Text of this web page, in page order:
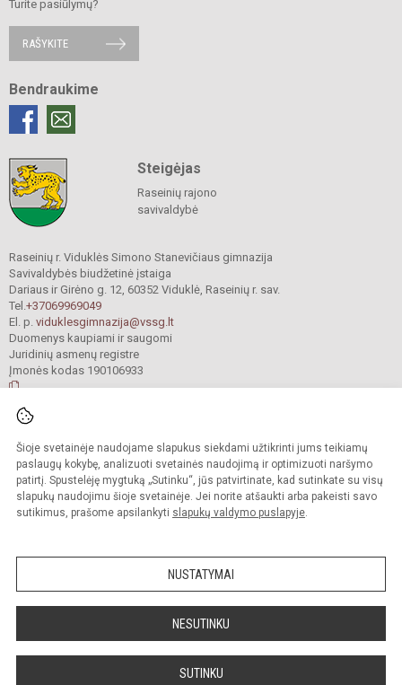
Šioje svetainėje naudojame slapukus siekdami užtikrinti jums teikiamų
paslaugų kokybę, analizuoti svetainės naudojimą ir optimizuoti naršymo
patirtį. Spustelėję mygtuką „Sutinku“, jūs patvirtinate, kad sutinkate su visų
slapukų naudojimu šioje svetainėje. Jei norite atšaukti arba pakeisti savo
sutikimus, prašome apsilankyti slapukų valdymo puslapyje.
NUSTATYMAI
NESUTINKU
SUTINKU
Turite pasiūlymų?
RAŠYKITE
Bendraukime
Steigėjas
Raseinių rajono
savivaldybė
Raseinių r. Viduklės Simono Stanevičiaus gimnazija
Savivaldybės biudžetinė įstaiga
Dariaus ir Girėno g. 12, 60352 Viduklė, Raseinių r. sav.
Tel.+37069969049
El. p. viduklesgimnazija@vssg.lt
Duomenys kaupiami ir saugomi
Juridinių asmenų registre
Įmonės kodas 190106933
saugomos.
Kopijuoti turinį be raštiško gimnazijos sutikimo griežtai draudžiama.
Prieinamumo paraiška Slapukų valdymas
Sumanus būdas atnaujinti